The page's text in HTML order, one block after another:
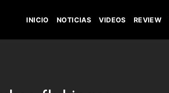
INICIO NOTICIAS VIDEOS REVIEW